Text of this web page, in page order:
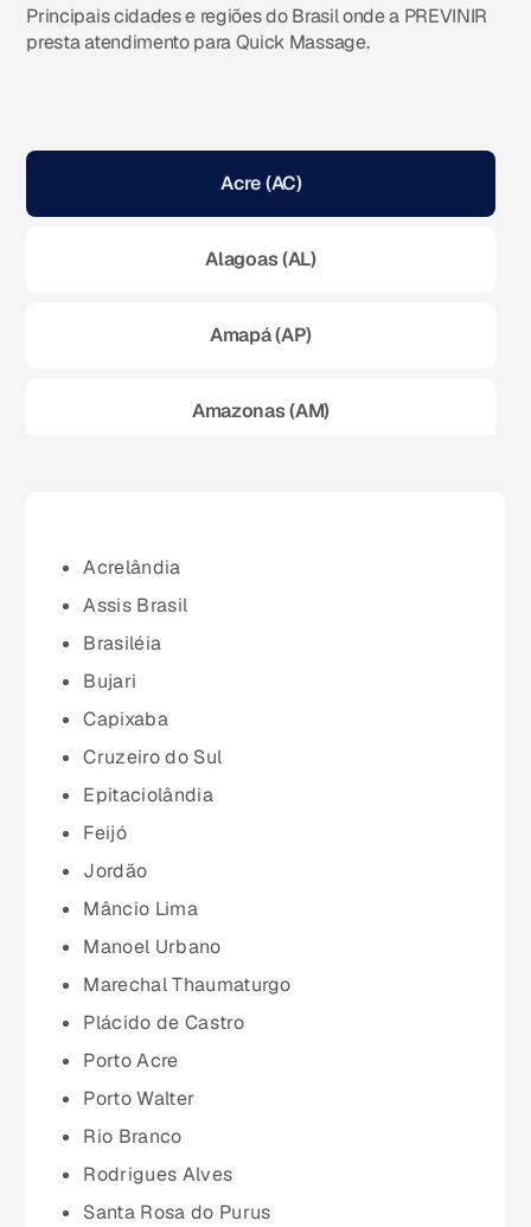
Principais cidades e regiões do Brasil onde a PREVINIR
presta atendimento para Quick Massage.
Acre (AC)
Alagoas (AL)
Amapá (AP)
Amazonas (AM)
Maranhão (MA)
Paraíba (PB)
Acrelândia
Assis Brasil
Brasiléia
Bujari
Capixaba
Cruzeiro do Sul
Epitaciolândia
Feijó
Jordão
Mâncio Lima
Manoel Urbano
Marechal Thaumaturgo
Plácido de Castro
Porto Acre
Porto Walter
Rio Branco
Rodrigues Alves
Santa Rosa do Purus